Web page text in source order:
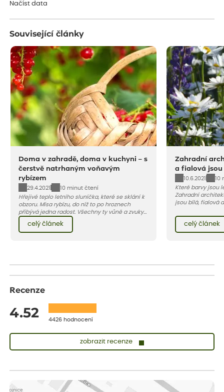
Načíst data
Související články
Doma v zahradě, doma v kuchyni – s
čerstvě natrhaným voňavým
rybízem
29.4.2021
10 minut čtení
Hřejivé teplo letního sluníčka, které se sklání k
obzoru. Mísa rybízu, do níž to po hroznech
přibývá jedna radost. Všechny ty vůně a zvuky
červencové zahrady. Sklizeň rybízu do kuchyně
vnese neuvěřitelný klid a radost. A taky trochu
bezstarostnosti dětství při mlsání babiččina
celý článek
Zahradní
a fialová jsou
10.6.2021
10
Které barvy jsou
Zahradní
jsou bílá, fialová
záhon, terasu či
obléknout i vy.
celý článek
Recenze
4.52 4426 hodnocení
zobrazit recenze
Vše přišlo velice rychle krásně zabalené. Rostlinky po přesazení